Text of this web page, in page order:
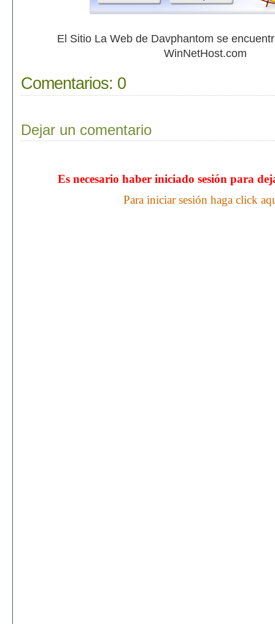
El Sitio La Web de Davphantom se
WinNetHost.com
Comentarios: 0
Dejar un comentario
Es necesario haber iniciado sesión para
Para iniciar sesión haga click